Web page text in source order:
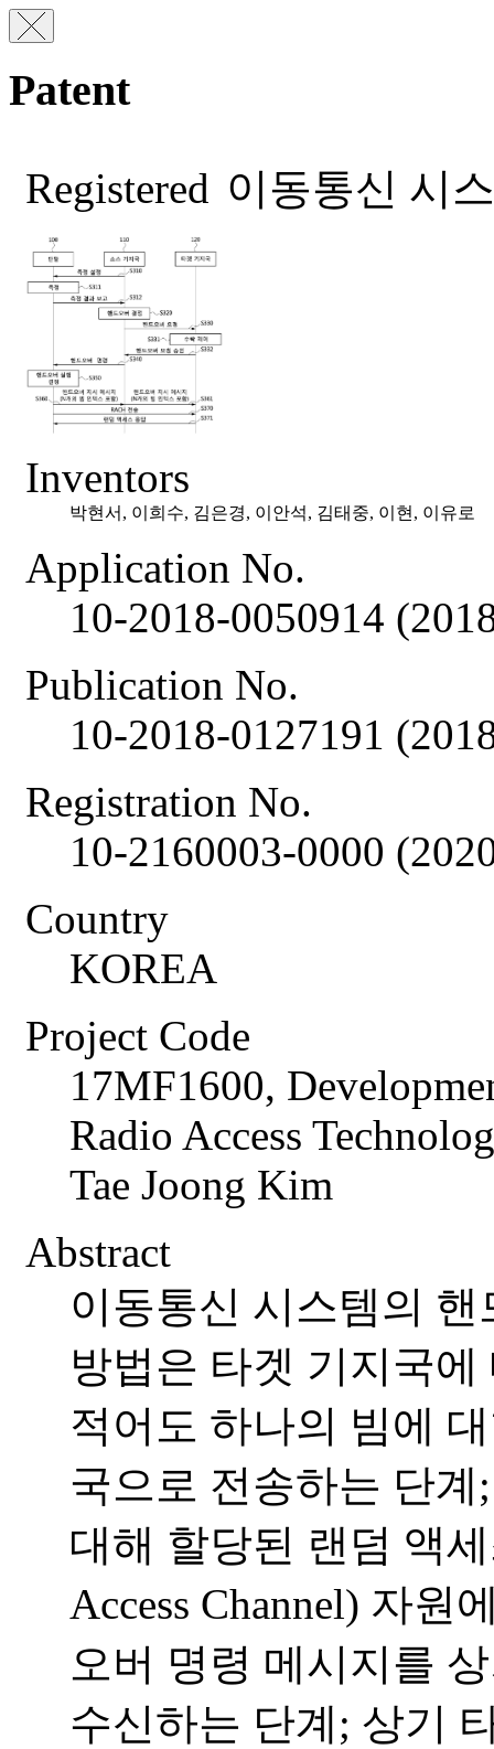
Patent
Registered 이동통신 시
Inventors
박현서, 이희수, 김은경, 이안석, 김태중, 이현, 이유로
Application No.
10-2018-0050914
Publication No.
10-2018-0127191
Registration No.
10-2160003-0000
Country
KOREA
Project Code
17MF1600,
Radio Access
Tae Joong Kim
Abstract
이동통신 시스템의
방법은 타겟 기지국
적어도 하나의 빔에
국으로 전송하는 단
대해 할당된 랜덤 액
Access Channel) 자원
오버 명령 메시지를
수신하는 단계; 상기